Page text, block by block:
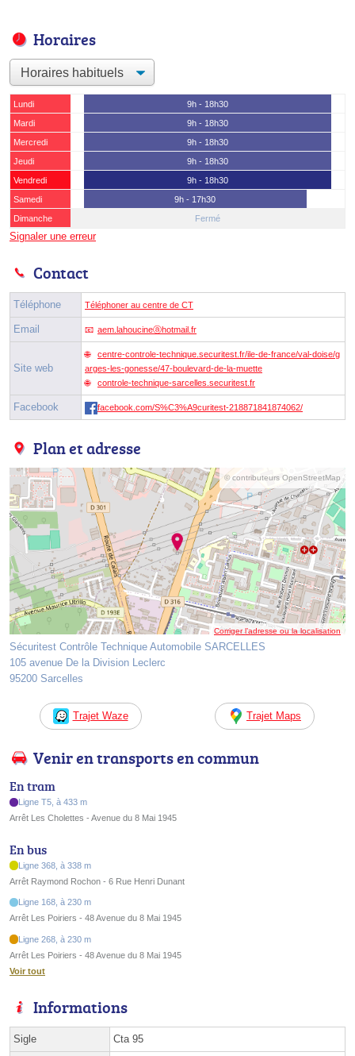
Horaires
Lundi
9h - 18h30
Mardi
9h - 18h30
Mercredi
9h - 18h30
Jeudi
9h - 18h30
Vendredi
9h - 18h30
Samedi
9h - 17h30
Dimanche
Fermé
Signaler une erreur
Contact
Téléphone Téléphoner au centre de CT
Email aem.lahoucineⓐhotmail.fr
Site web
centre-controle-technique.securitest.fr/ile-de-france/val-doise/g
arges-les-gonesse/47-boulevard-de-la-muette
controle-technique-sarcelles.securitest.fr
Facebook facebook.com/S%C3%A9curitest-218871841874062/
Plan et adresse
© contributeurs OpenStreetMap
Corriger l’adresse ou la localisation
Sécuritest Contrôle Technique Automobile SARCELLES
105 avenue De la Division Leclerc
95200 Sarcelles
Trajet Waze Trajet Maps
Venir en transports en commun
En tram
Ligne T5, à 433 m
Arrêt Les Cholettes - Avenue du 8 Mai 1945
En bus
Ligne 368, à 338 m
Arrêt Raymond Rochon - 6 Rue Henri Dunant
Ligne 168, à 230 m
Arrêt Les Poiriers - 48 Avenue du 8 Mai 1945
Ligne 268, à 230 m
Arrêt Les Poiriers - 48 Avenue du 8 Mai 1945
Voir tout
Informations
Sigle Cta 95